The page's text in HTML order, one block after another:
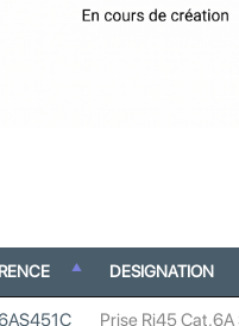
DESIGNATION
Prise Rj45